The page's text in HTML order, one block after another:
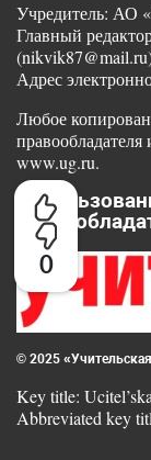
0
Учредитель: АО
Главный
Адрес
Любое
www.ug.ru.
© 2025 «Учительская
Key title:
Abbreviated key